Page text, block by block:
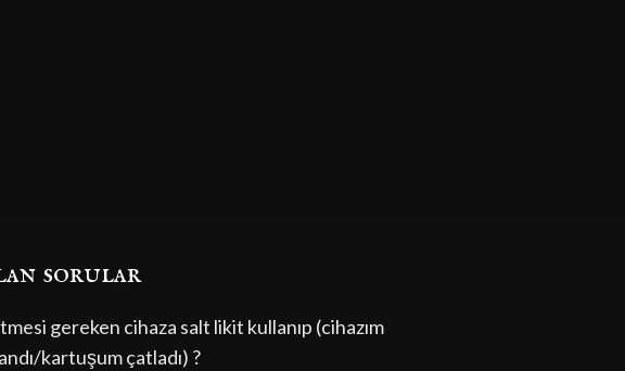
sorular
gereken cihaza salt likit kullanıp (cihazım
kartuşum çatladı) ?